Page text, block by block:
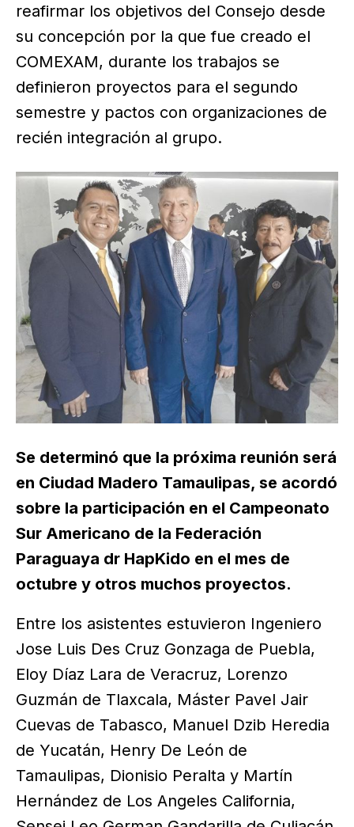
reafirmar los objetivos del Consejo desde
su concepción por la que fue creado el
COMEXAM, durante los trabajos se
definieron proyectos para el segundo
semestre y pactos con organizaciones de
recién integración al grupo.
Se determinó que la próxima reunión será
en Ciudad Madero Tamaulipas, se acordó
sobre la participación en el Campeonato
Sur Americano de la Federación
Paraguaya dr HapKido en el mes de
octubre y otros muchos proyectos.
Entre los asistentes estuvieron Ingeniero
Jose Luis Des Cruz Gonzaga de Puebla,
Eloy Díaz Lara de Veracruz, Lorenzo
Guzmán de Tlaxcala, Máster Pavel Jair
Cuevas de Tabasco, Manuel Dzib Heredia
de Yucatán, Henry De León de
Tamaulipas, Dionisio Peralta y Martín
Hernández de Los Angeles California,